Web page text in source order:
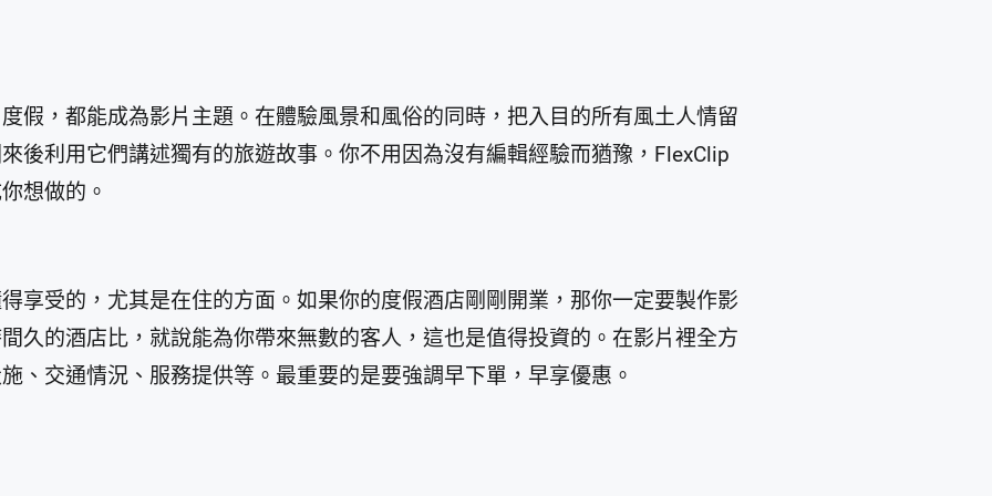
假，都能成為影片主題。在體驗風景和風俗的同時，把入目的所有風土人情留
後利用它們講述獨有的旅遊故事。你不用因為沒有編輯經驗而猶豫，FlexClip
想做的。
享受的，尤其是在住的方面。如果你的度假酒店剛剛開業，那你一定要製作影
久的酒店比，就說能為你帶來無數的客人，這也是值得投資的。在影片裡全方
、交通情況、服務提供等。最重要的是要強調早下單，早享優惠。